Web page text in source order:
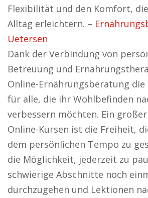
Flexibilität und den Komfort,
Alltag erleichtern. –
Uetersen
Dank der Verbindung von
Betreuung und
Online-Ernährungsberatung
für alle, die ihr Wohlbefinden
verbessern möchten. Ein
Online-Kursen ist die Freiheit,
dem persönlichen Tempo zu
die Möglichkeit, jederzeit zu
schwierige Abschnitte noch
durchzugehen und Lektionen